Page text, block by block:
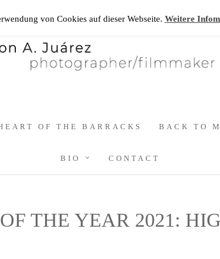
OF THE BARRACKS BACK TO
BIO CONTACT
THE YEAR 2021:
von Cookies auf dieser Webseite. Weitere